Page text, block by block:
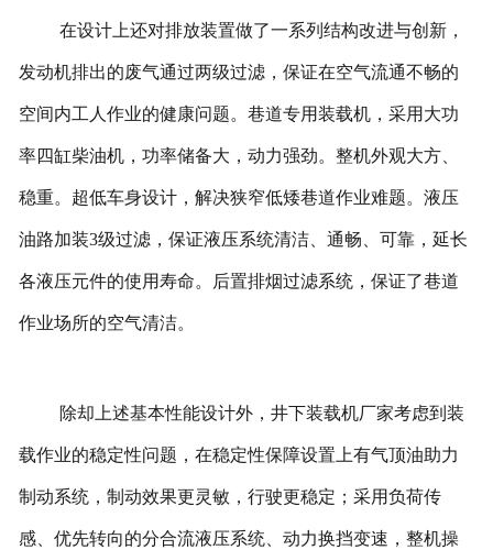
在设计上还对排放装置做了一系列结构改进与创新，
发动机排出的废气通过两级过滤，保证在空气流通不畅的
空间内工人作业的健康问题。巷道专用装载机，采用大功
率四缸柴油机，功率储备大，动力强劲。整机外观大方、
稳重。超低车身设计，解决狭窄低矮巷道作业难题。液压
油路加装3级过滤，保证液压系统清洁、通畅、可靠，延长
各液压元件的使用寿命。后置排烟过滤系统，保证了巷道
作业场所的空气清洁。
除却上述基本性能设计外，井下装载机厂家考虑到装
载作业的稳定性问题，在稳定性保障设置上有气顶油助力
制动系统，制动效果更灵敏，行驶更稳定；采用负荷传
感、优先转向的分合流液压系统、动力换挡变速，整机操